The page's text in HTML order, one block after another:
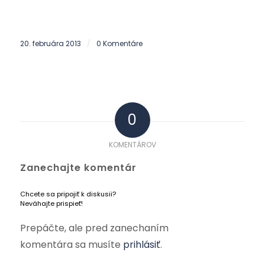
20. februára 2013 / 0 Komentáre
0
KOMENTÁROV
Zanechajte komentár
Chcete sa pripojiť k diskusii?
Neváhajte prispieť!
Prepáčte, ale pred zanechaním
komentára sa musíte prihlásiť.